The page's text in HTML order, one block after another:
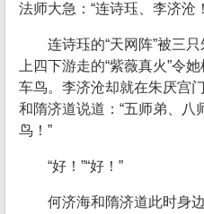
法师大急：“连诗珏、李济沧
连诗珏的“天网阵”被三
上四下游走的“紫薇真火”令
车鸟。李济沧却就在朱厌宫
和隋济道说道：“五师弟、八
鸟！”
“好！”“好！”
何济海和隋济道此时身